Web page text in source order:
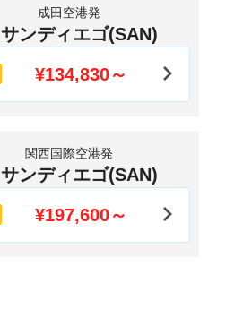
成田空港発
サンディエゴ(SAN)
¥134,830～
関西国際空港発
サンディエゴ(SAN)
¥197,600～